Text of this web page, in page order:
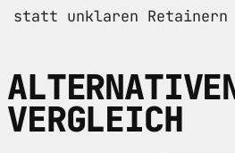
statt unklaren Retainern
VERGLEICH